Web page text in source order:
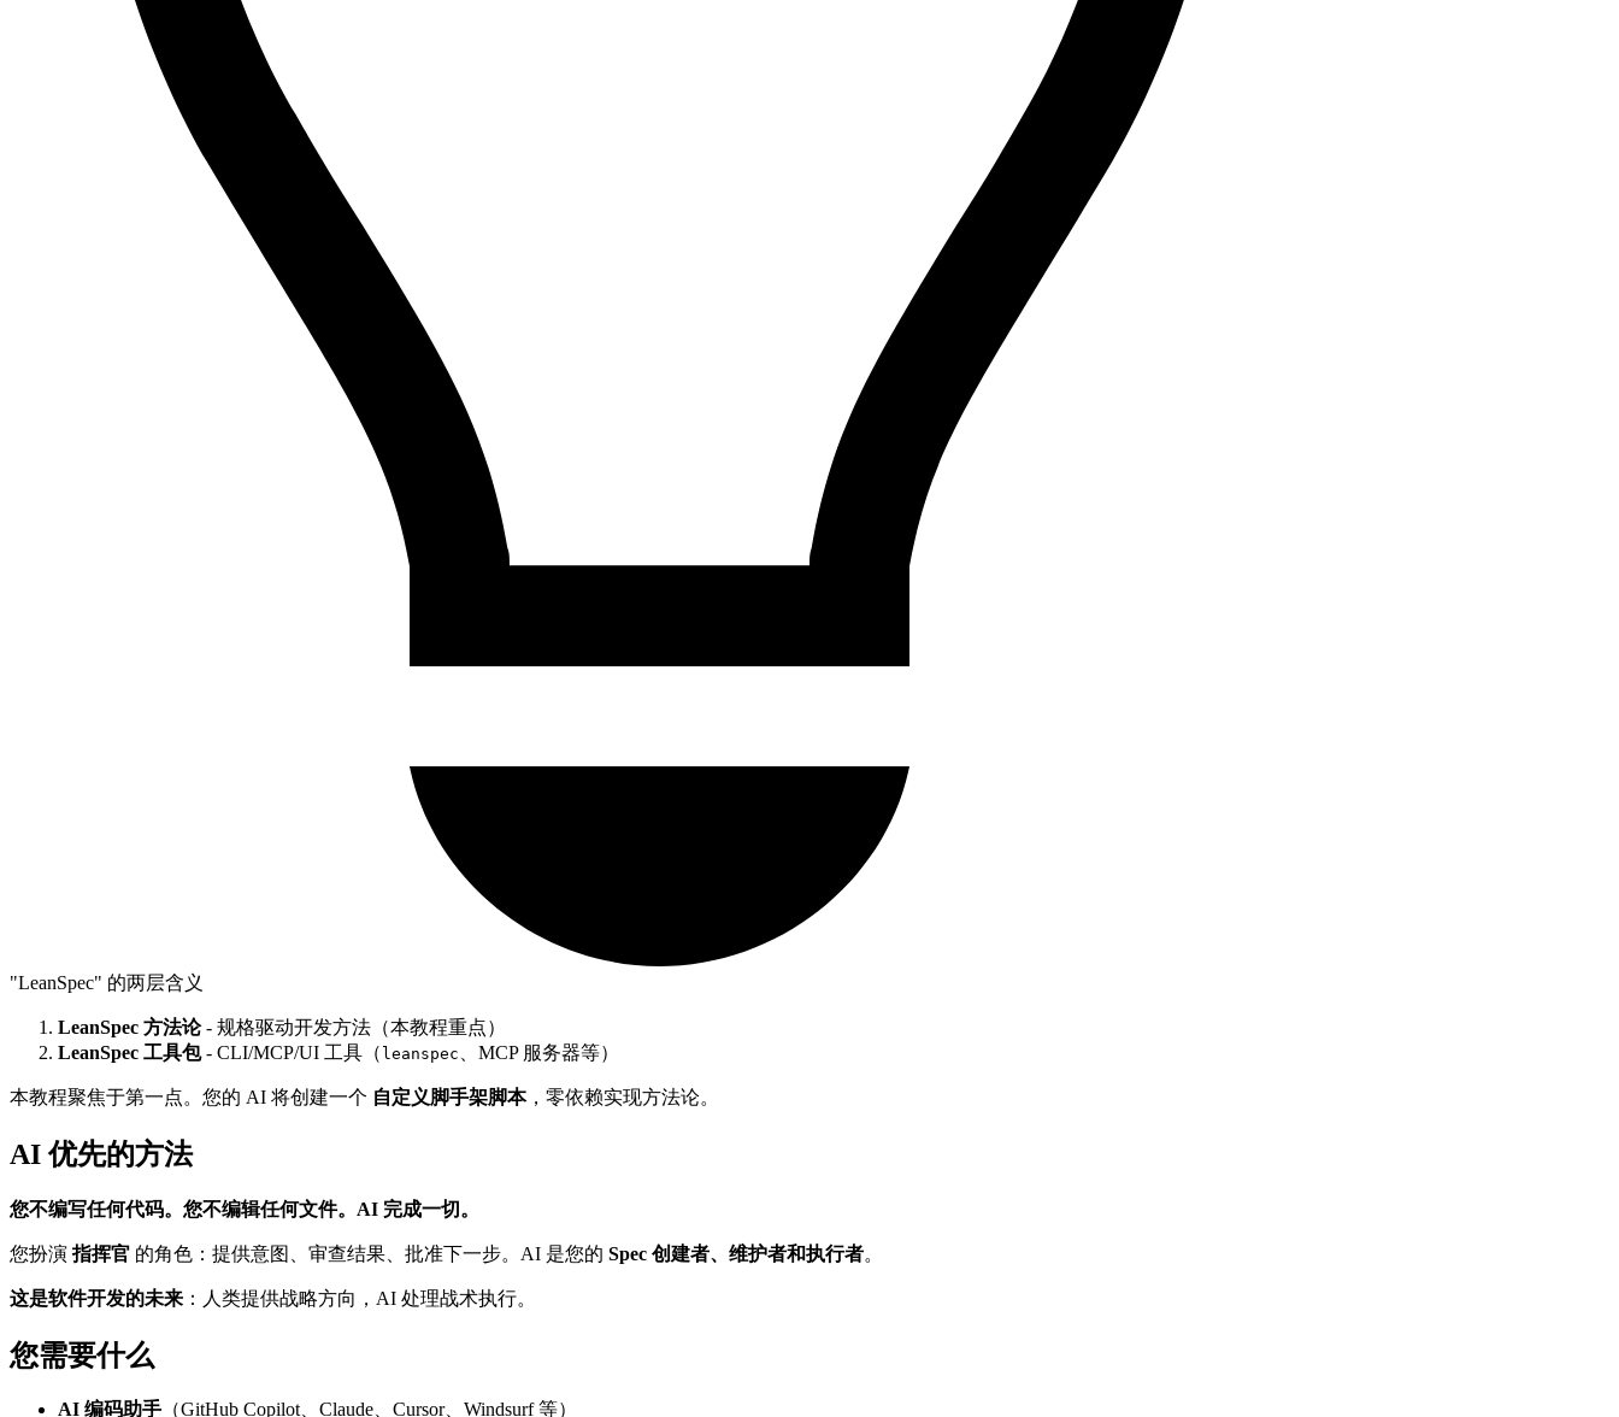
"LeanSpec" 的两层含义
LeanSpec 方法论- 规格驱动开发方法（本教程重点）
LeanSpec 工具包- CLI/MCP/UI 工具（ leanspec 、MCP 服务器等）
本教程聚焦于第一点。您的 AI 将创建一个 自定义脚手架脚本，零依赖实现方法论。
AI 优先的方法
您不编写任何代码。您不编辑任何文件。AI 完成一切。
您扮演指挥官 的角色：提供意图、审查结果、批准下一步。AI 是您的 Spec 创建者、维护者和执行者。
这是软件开发的未来 ：人类提供战略方向，AI 处理战术执行。
您需要什么
AI 编码助手 （GitHub Copilot、Claude、Cursor、Windsurf 等）